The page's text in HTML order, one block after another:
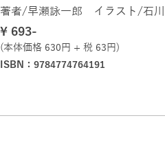
著者/早瀬詠一郎 イラスト/石川
\ 693-
(本体価格 630円 + 税 63円)
ISBN：9784774764191